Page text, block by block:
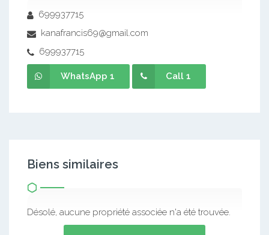
699937715
kanafrancis69@gmail.com
699937715
WhatsApp 1 Call 1
Biens similaires
Désolé, aucune propriété associée n'a été trouvée.